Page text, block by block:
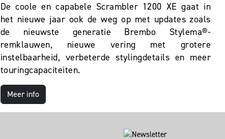
De coole en capabele Scrambler 1200 XE gaat in
het nieuwe jaar ook de weg op met updates zoals
de nieuwste generatie Brembo Stylema®-
remklauwen, nieuwe vering met grotere
instelbaarheid, verbeterde stylingdetails en meer
touringcapaciteiten.
Meer info